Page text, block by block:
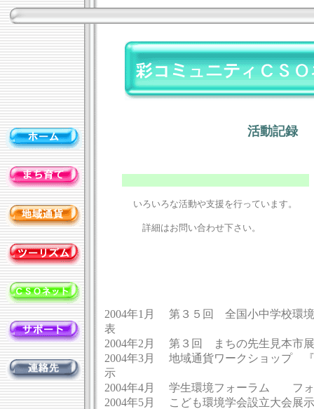
活動記録
いろいろな活動や支援を行っています。
詳細はお問い合わせ下さい。
2004年1月 第３５回 全国小中学校環境
表
2004年2月 第３回 まちの先生見本市
2004年3月 地域通貨ワークショップ 『
示
2004年4月 学生環境フォーラム フォ
2004年5月 こども環境学会設立大会